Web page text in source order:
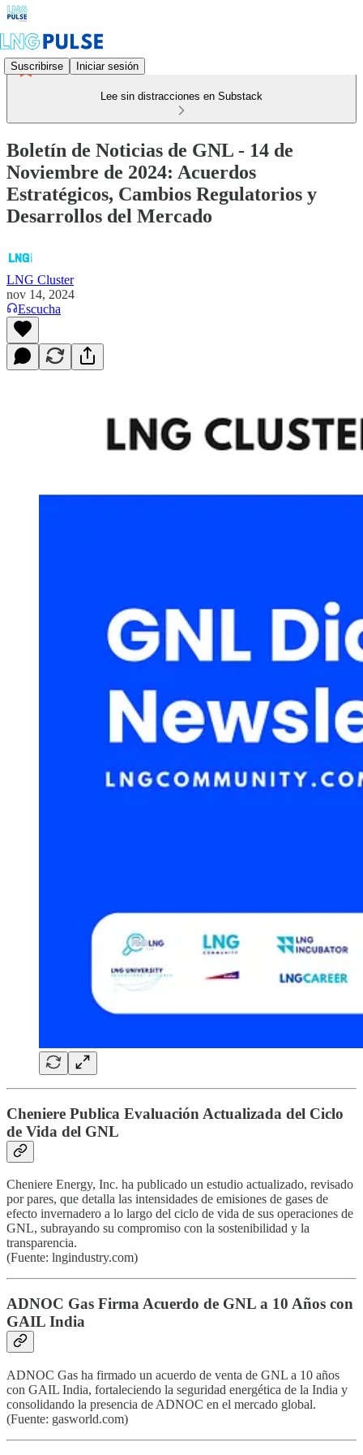
Suscribirse Iniciar sesión
Lee sin distracciones en Substack
Boletín de Noticias de GNL - 14 de
Noviembre de 2024: Acuerdos
Estratégicos, Cambios Regulatorios y
Desarrollos del Mercado
LNG Cluster
nov 14, 2024
Escucha
Cheniere Publica Evaluación Actualizada del Ciclo
de Vida del GNL
Cheniere Energy, Inc. ha publicado un estudio actualizado, revisado
por pares, que detalla las intensidades de emisiones de gases de
efecto invernadero a lo largo del ciclo de vida de sus operaciones de
GNL, subrayando su compromiso con la sostenibilidad y la
transparencia.
(Fuente: lngindustry.com)
ADNOC Gas Firma Acuerdo de GNL a 10 Años con
GAIL India
ADNOC Gas ha firmado un acuerdo de venta de GNL a 10 años
con GAIL India, fortaleciendo la seguridad energética de la India y
consolidando la presencia de ADNOC en el mercado global.
(Fuente: gasworld.com)